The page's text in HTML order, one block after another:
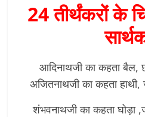
24 तीर्थंकरों के
आदिनाथजी का कहता बैल,
अजितनाथजी का कहता हाथी,
शंभवनाथजी का कहता घोड़ा